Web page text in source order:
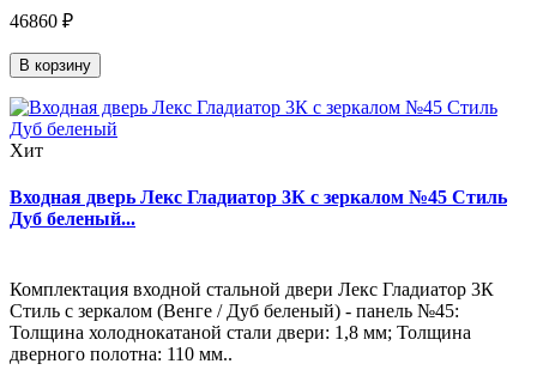
46860 ₽
В корзину
Хит
Входная дверь Лекс Гладиатор 3К с зеркалом №45 Стиль
Дуб беленый...
Комплектация входной стальной двери Лекс Гладиатор 3К
Стиль с зеркалом (Венге / Дуб беленый) - панель №45:
Толщина холоднокатаной стали двери: 1,8 мм; Толщина
дверного полотна: 110 мм..